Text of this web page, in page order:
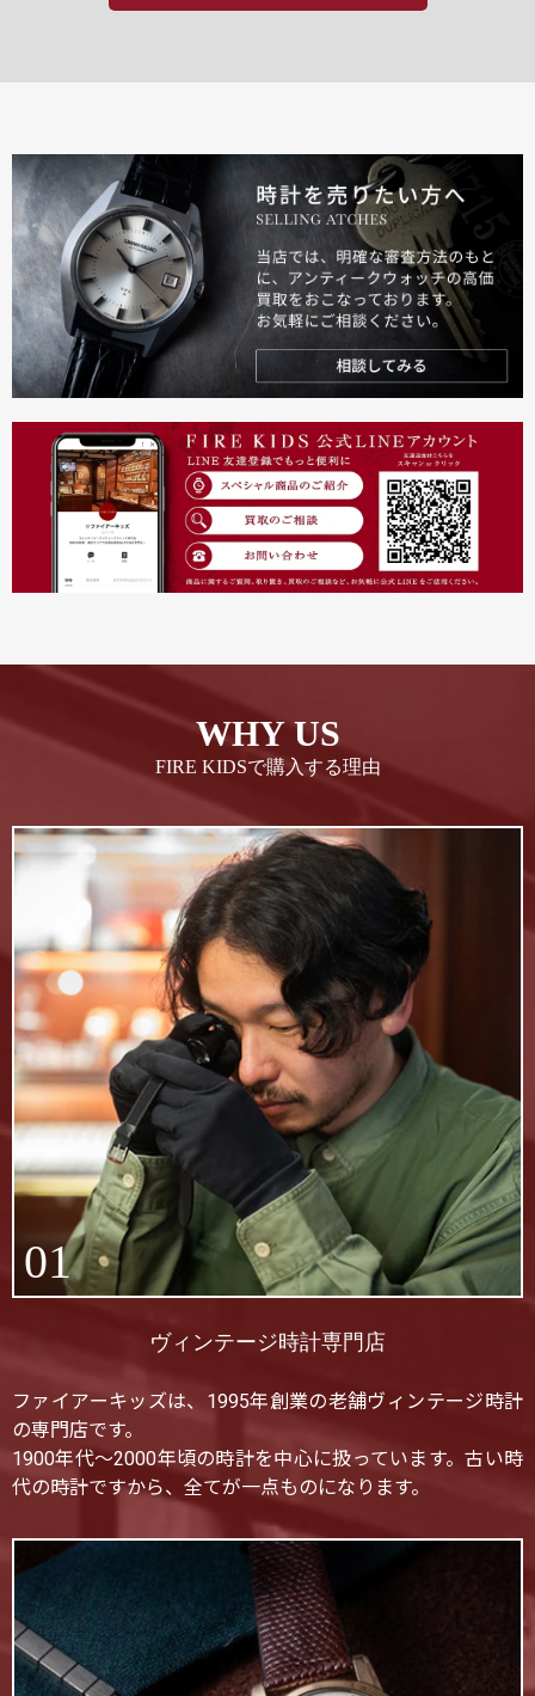
WHY US
FIRE KIDSで購入する理由
01
ヴィンテージ時計専門店
ファイアーキッズは、1995年創業の老舗ヴィンテージ時計
の専門店です。
1900年代〜2000年頃の時計を中心に扱っています。古い時
代の時計ですから、全てが一点ものになります。